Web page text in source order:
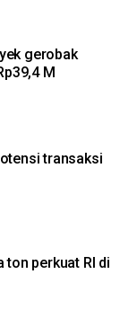
gerobak
M
transaksi
ton perkuat RI di